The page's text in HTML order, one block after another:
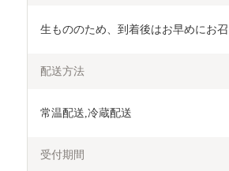
生もののため、到着後はお早めにお
配送方法
常温配送,冷蔵配送
受付期間